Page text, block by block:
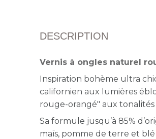
DESCRIPTION
Vernis à ongles naturel
Inspiration bohème ultra
californien aux lumières
rouge-orangé" aux
Sa formule jusqu’à 85%
maïs, pomme de terre et